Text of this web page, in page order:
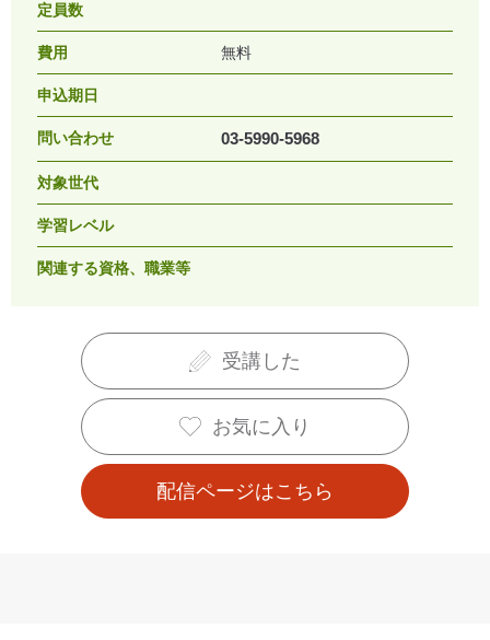
定員数
費用 無料
申込期日
問い合わせ 03-5990-5968
対象世代
学習レベル
関連する資格、職業等
受講した
お気に入り
配信ページはこちら